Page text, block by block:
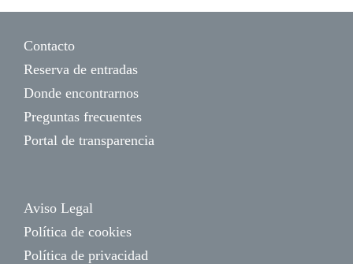
Contacto
Reserva de entradas
Donde encontrarnos
Preguntas frecuentes
Portal de transparencia
Aviso Legal
Política de cookies
Política de privacidad